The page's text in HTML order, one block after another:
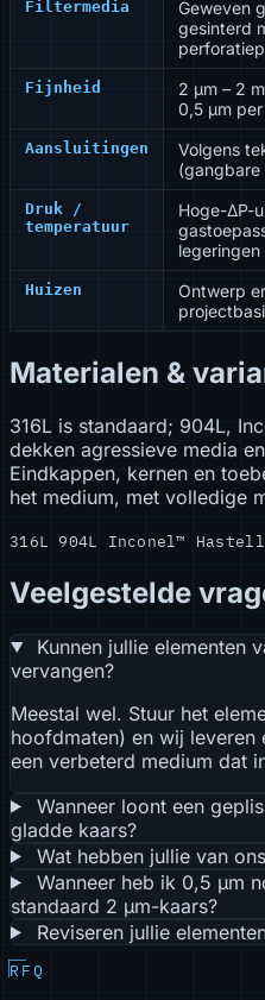
Filtermedia
Geweven
gesinterd
Fijnheid
2 µm – 2
0,5 µm
Aansluitingen
Volgens
Druk /
temperatuur
Hoge-ΔP-
legeringen
Huizen
Ontwerp
Materialen &
316L is standaard; 904L,
dekken agressieve media
Eindkappen, kernen en
het medium, met volledige
316L 904L Inconel™
Veelgestelde
Kunnen jullie elementen
vervangen?
Meestal wel. Stuur het
hoofdmaten) en wij leveren
een verbeterd medium dat
Wanneer loont een
gladde kaars?
Wat hebben jullie van
Wanneer heb ik 0,5 µm
standaard 2 µm-kaars?
Reviseren jullie
RFQ